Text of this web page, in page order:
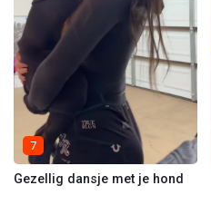
7
Gezellig dansje met je hond